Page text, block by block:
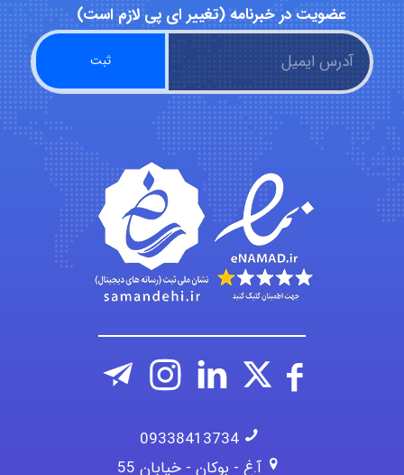
nima5534
arman.m
Hasan haghparast
عضویت در خبرنامه (تغییر ای پی لازم است)
09338413734
آ.غ - بوکان - خیابان 55